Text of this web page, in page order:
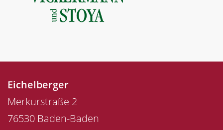
Eichelberger
Merkurstraße 2
76530 Baden-Baden